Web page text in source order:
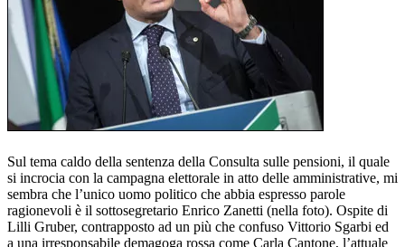
Sul tema caldo della sentenza della Consulta sulle pensioni, il quale
si incrocia con la campagna elettorale in atto delle amministrative, mi
sembra che l’unico uomo politico che abbia espresso parole
ragionevoli è il sottosegretario Enrico Zanetti (nella foto). Ospite di
Lilli Gruber, contrapposto ad un più che confuso Vittorio Sgarbi ed
a una irresponsabile demagoga rossa come Carla Cantone, l’attuale